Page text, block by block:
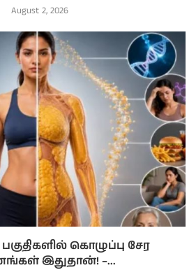
August 2, 2026
கொழுப்பு சேர
இதுதான்! –...